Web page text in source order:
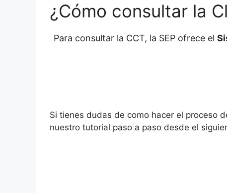
¿Cómo consultar la
Para consultar la CCT, la SEP ofrece el
Si tienes dudas de como hacer el proceso
nuestro tutorial paso a paso desde el